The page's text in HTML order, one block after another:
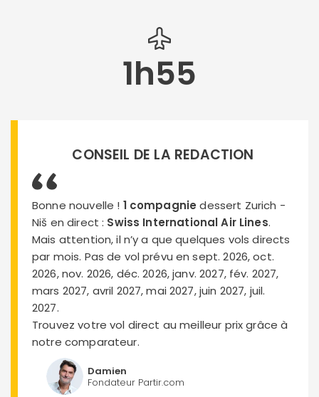
1h55
CONSEIL DE LA REDACTION
Bonne nouvelle ! 1 compagnie dessert Zurich -
Niš en direct : Swiss International Air Lines.
Mais attention, il n’y a que quelques vols directs
par mois. Pas de vol prévu en sept. 2026, oct.
2026, nov. 2026, déc. 2026, janv. 2027, fév. 2027,
mars 2027, avril 2027, mai 2027, juin 2027, juil.
2027.
Trouvez votre vol direct au meilleur prix grâce à
notre comparateur.
Damien
Fondateur Partir.com